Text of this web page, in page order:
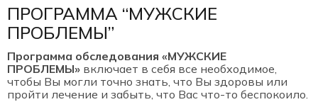
ПРОГРАММА “МУЖСКИЕ
ПРОБЛЕМЫ”
Программа обследования «МУЖСКИЕ
ПРОБЛЕМЫ» включает в себя все необходимое,
чтобы Вы могли точно знать, что Вы здоровы или
пройти лечение и забыть, что Вас что-то беспокоило.